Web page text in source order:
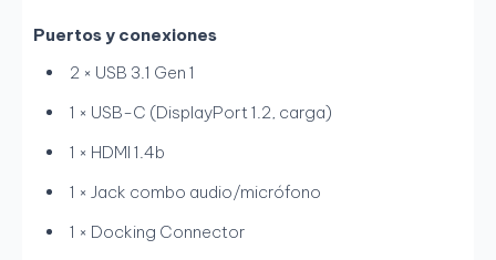
Puertos y conexiones
2 × USB 3.1 Gen 1
1 × USB-C (DisplayPort 1.2, carga)
1 × HDMI 1.4b
1 × Jack combo audio/micrófono
1 × Docking Connector